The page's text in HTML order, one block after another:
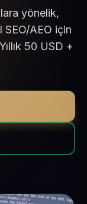
yönelik,
SEO/AEO için
50 USD +